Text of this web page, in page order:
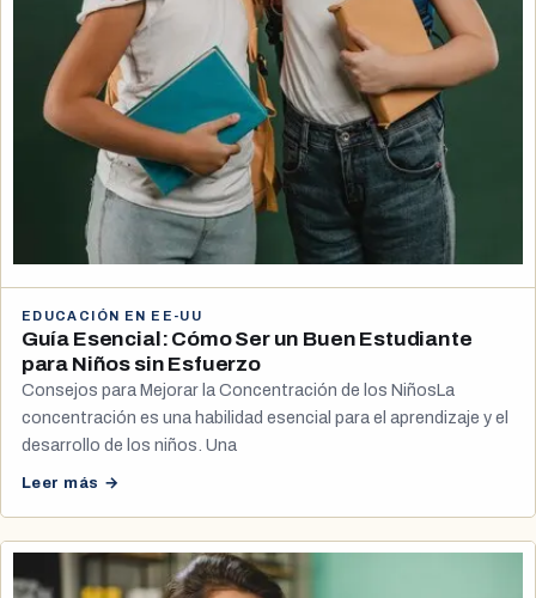
EDUCACIÓN EN EE-UU
Guía Esencial: Cómo Ser un Buen Estudiante
para Niños sin Esfuerzo
Consejos para Mejorar la Concentración de los NiñosLa
concentración es una habilidad esencial para el aprendizaje y el
desarrollo de los niños. Una
Leer más →